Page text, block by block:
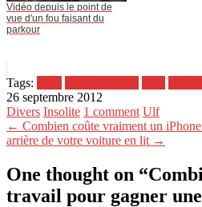
Vidéo depuis le point de
vue d'un fou faisant du
parkour
Tags:
26 septembre 2012
Divers Insolite 1 comment Ulf
← Combien coûte vraiment un
arrière de votre voiture en lit →
One thought on “
travail pour gagner